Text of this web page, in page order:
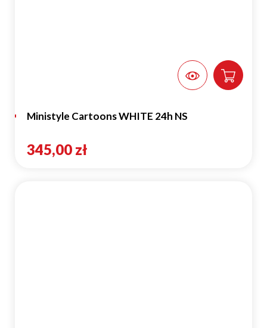
Ministyle Cartoons WHITE 24h NS
345,00 zł